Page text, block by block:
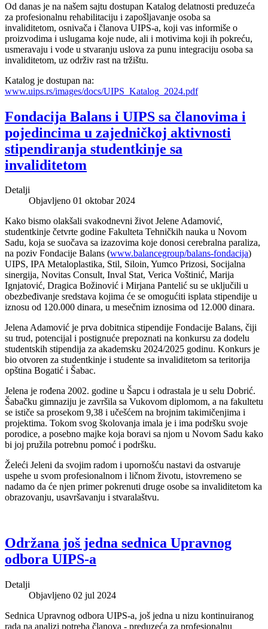
Od danas je na našem sajtu dostupan Katalog delatnosti preduzeća
za profesionalnu rehabilitaciju i zapošljavanje osoba sa
invaliditetom, osnivača i članova UIPS-a, koji vas informiše o
proizvodima i uslugama koje nude, ali i motivima koji ih pokreću,
usmeravaju i vode u stvaranju uslova za punu integraciju osoba sa
invaliditetom, uz održiv rast na tržištu.
Katalog je dostupan na:
www.uips.rs/images/docs/UIPS_Katalog_2024.pdf
Fondacija Balans i UIPS sa članovima i
pojedincima u zajedničkoj aktivnosti
stipendiranja studentkinje sa
invaliditetom
Detalji
Objavljeno 01 oktobar 2024
Kako bismo olakšali svakodnevni život Jelene Adamović,
studentkinje četvrte godine Fakulteta Tehničkih nauka u Novom
Sadu, koja se suočava sa izazovima koje donosi cerebralna paraliza,
na poziv Fondacije Balans (www.balancegroup/balans-fondacija)
UIPS, IPA Metaloplastika, Stil, Siloin, Yumco Prizosi, Socijalna
sinergija, Novitas Consult, Inval Stat, Verica Voštinić, Marija
Ignjatović, Dragica Božinović i Mirjana Pantelić su se uključili u
obezbeđivanje sredstava kojima će se omogućiti isplata stipendije u
iznosu od 120.000 dinara, u mesečnim iznosima od 12.000 dinara.
Jelena Adamović je prva dobitnica stipendije Fondacije Balans, čiji
su trud, potencijal i postignuće prepoznati na konkursu za dodelu
studentskih stipendija za akademsku 2024/2025 godinu. Konkurs je
bio otvoren za studentkinje i studente sa invaliditetom sa teritorija
opština Bogatić i Šabac.
Jelena je rođena 2002. godine u Šapcu i odrastala je u selu Dobrić.
Šabačku gimnaziju je završila sa Vukovom diplomom, a na fakultetu
se ističe sa prosekom 9,38 i učešćem na brojnim takimičenjima i
projektima. Tokom svog školovanja imala je i ima podršku svoje
porodice, a posebno majke koja boravi sa njom u Novom Sadu kako
bi joj pružila potrebnu pomoć i podršku.
Želeći Jeleni da svojim radom i upornošću nastavi da ostvaruje
uspehe u svom profesionalnom i ličnom životu, istovremeno se
nadamo da će njen primer pokrenuti druge osobe sa invaliditetom ka
obrazovanju, usavršavanju i stvaralaštvu.
Održana još jedna sednica Upravnog
odbora UIPS-a
Detalji
Objavljeno 02 jul 2024
Sednica Upravnog odbora UIPS-a, još jedna u nizu kontinuiranog
rada na analizi potreba članova - preduzeća za profesionalnu